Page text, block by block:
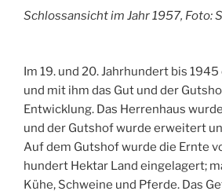
Schlossansicht im Jahr 1957, Foto:
Im 19. und 20. Jahrhundert bis
und mit ihm das Gut und der
Entwicklung. Das Herrenhaus
und der Gutshof wurde erweitert
Auf dem Gutshof wurde die Ernte
hundert Hektar Land eingelagert;
Kühe, Schweine und Pferde. Das